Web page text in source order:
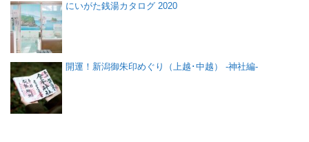
にいがた銭湯カタログ 2020
開運！新潟御朱印めぐり（上越･中越） -神社編-